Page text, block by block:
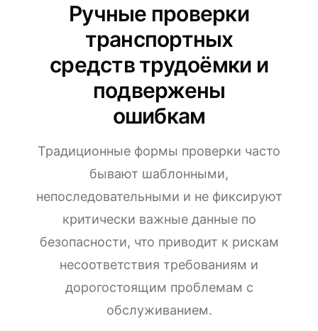
Ручные проверки
транспортных
средств трудоёмки и
подвержены
ошибкам
Традиционные формы проверки часто
бывают шаблонными,
непоследовательными и не фиксируют
критически важные данные по
безопасности, что приводит к рискам
несоответствия требованиям и
дорогостоящим проблемам с
обслуживанием.